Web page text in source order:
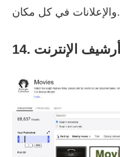
والإعلانات في كل مكان.
14. أرشيف الإنترنت